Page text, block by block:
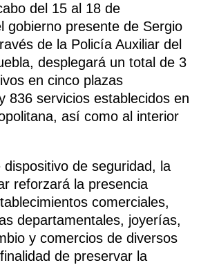
del 15 al 18 de
gobierno presente de Sergio
de la Policía Auxiliar del
desplegará un total de 3
en cinco plazas
836 servicios establecidos en
así como al interior
dispositivo de seguridad, la
reforzará la presencia
comerciales,
departamentales, joyerías,
y comercios de diversos
de preservar la